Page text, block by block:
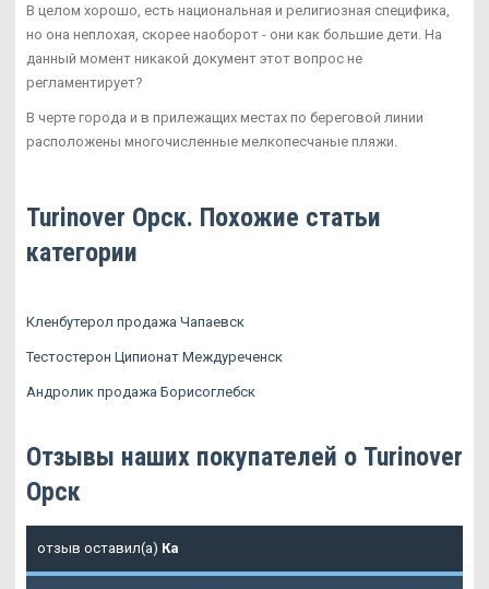
В целом хорошо, есть национальная и религиозная специфика,
но она неплохая, скорее наоборот - они как большие дети. На
данный момент никакой документ этот вопрос не
регламентирует?
В черте города и в прилежащих местах по береговой линии
расположены многочисленные мелкопесчаные пляжи.
Turinover Орск. Похожие статьи
категории
Кленбутерол продажа Чапаевск
Тестостерон Ципионат Междуреченск
Андролик продажа Борисоглебск
Отзывы наших покупателей о Turinover
Орск
отзыв оставил(а) Ка